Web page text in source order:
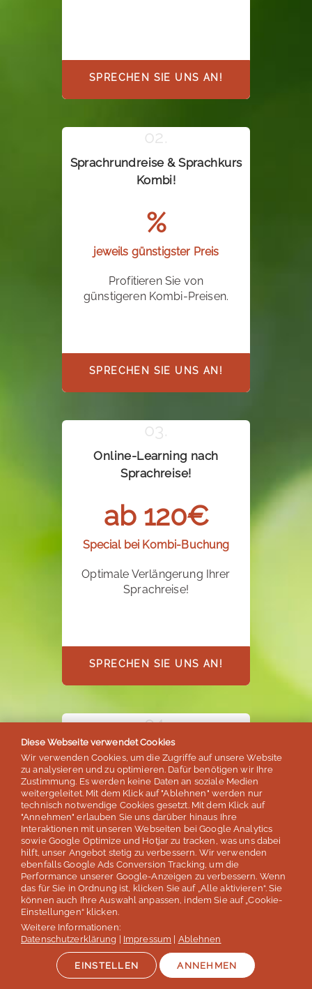
SPRECHEN SIE UNS AN!
Sprachrundreise & Sprachkurs
Kombi!
%
jeweils günstigster Preis
Profitieren Sie von
günstigeren Kombi-Preisen.
SPRECHEN SIE UNS AN!
Online-Learning nach
Sprachreise!
ab 120€
Special bei Kombi-Buchung
Optimale Verlängerung Ihrer
Sprachreise!
SPRECHEN SIE UNS AN!
Unser Dankeschön!
20€
für Ihre Weiterempfehlung
Für jede Weiterempfehlung,
die zu einer Reisebuchung
führt.
SPRECHEN SIE UNS AN!
Diese Webseite verwendet Cookies
Wir verwenden Cookies, um die Zugriffe auf unsere Website
zu analysieren und zu optimieren. Dafür benötigen wir Ihre
Zustimmung. Es werden keine Daten an soziale Medien
weitergeleitet. Mit dem Klick auf "Ablehnen" werden nur
technisch notwendige Cookies gesetzt. Mit dem Klick auf
"Annehmen" erlauben Sie uns darüber hinaus Ihre
Interaktionen mit unseren Webseiten bei Google Analytics
sowie Google Optimize und Hotjar zu tracken, was uns dabei
hilft, unser Angebot stetig zu verbessern. Wir verwenden
ebenfalls Google Ads Conversion Tracking, um die
Performance unserer Google-Anzeigen zu verbessern. Wenn
das für Sie in Ordnung ist, klicken Sie auf „Alle aktivieren“. Sie
können auch Ihre Auswahl anpassen, indem Sie auf „Cookie-
Einstellungen“ klicken.
Weitere Informationen:
Datenschutzerklärung
Impressum Ablehnen
EINSTELLEN ANNEHMEN